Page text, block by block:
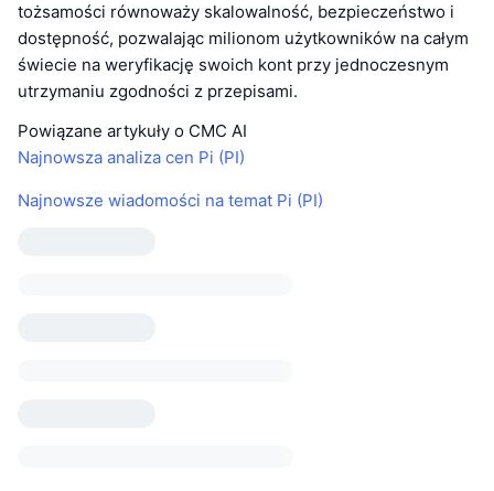
tożsamości równoważy skalowalność, bezpieczeństwo i
dostępność, pozwalając milionom użytkowników na całym
świecie na weryfikację swoich kont przy jednoczesnym
utrzymaniu zgodności z przepisami.
Powiązane artykuły o CMC AI
Najnowsza analiza cen Pi (PI)
Najnowsze wiadomości na temat Pi (PI)